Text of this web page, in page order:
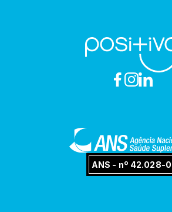
ANS - nº 42.028-0